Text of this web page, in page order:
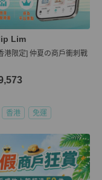
Lim
港限定] 仲夏の商戶衝刺戰
香港 免運